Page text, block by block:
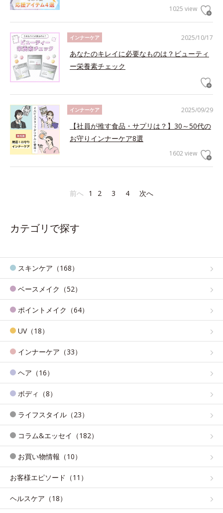
1025 view
2025/10/17
インナーケア
あなたのキレイに必要なものは？ビューティ
ー栄養素チェック
2025/09/29
インナーケア
【社員が推す食品・サプリは？】30～50代の
お守りインナーケア8選
1602 view
前へ 1 2 3 4 次へ
カテゴリで探す
スキンケア（168）
ベースメイク（52）
ポイントメイク（64）
UV（18）
インナーケア（33）
ヘア（16）
ボディ（8）
ライフスタイル（23）
コラム&エッセイ（182）
お買い物情報（10）
お客様エピソード（11）
ヘルスケア（18）